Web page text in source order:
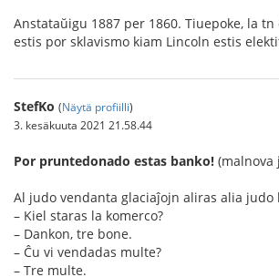
Anstataŭigu 1887 per 1860. Tiuepoke, la
estis por sklavismo kiam Lincoln estis
StefKo (Näytä profiilli)
3. kesäkuuta 2021 21.58.44
Por pruntedonado estas banko! (malnova
Al judo vendanta glaciaĵojn aliras alia judo
– Kiel staras la komerco?
– Dankon, tre bone.
– Ĉu vi vendadas multe?
– Tre multe.